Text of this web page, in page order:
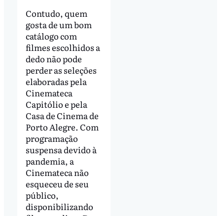
Contudo, quem
gosta de um bom
catálogo com
filmes escolhidos a
dedo não pode
perder as seleções
elaboradas pela
Cinemateca
Capitólio e pela
Casa de Cinema de
Porto Alegre. Com
programação
suspensa devido à
pandemia, a
Cinemateca não
esqueceu de seu
público,
disponibilizando